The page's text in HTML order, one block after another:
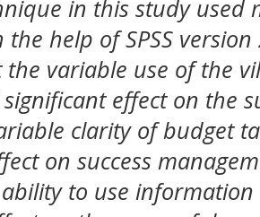
in this study used
the help of SPSS
variable use of the
effect on the
clarity of budget
on success
to use